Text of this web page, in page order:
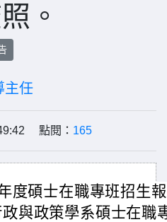
。
主任
點閱： 165
度碩士在職專班招生
與政策學系碩士在職